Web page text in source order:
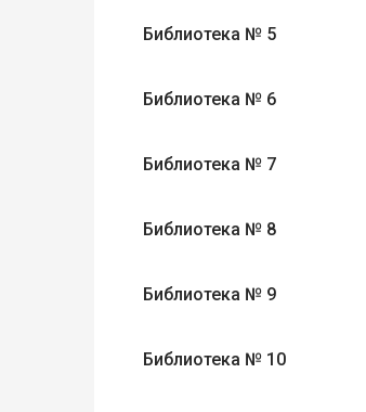
Библиотека № 5
Библиотека № 6
Библиотека № 7
Библиотека № 8
Библиотека № 9
Библиотека № 10